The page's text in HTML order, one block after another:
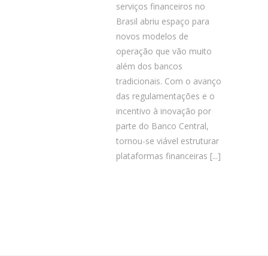
serviços financeiros no
Brasil abriu espaço para
novos modelos de
operação que vão muito
além dos bancos
tradicionais. Com o avanço
das regulamentações e o
incentivo à inovação por
parte do Banco Central,
tornou-se viável estruturar
plataformas financeiras [...]